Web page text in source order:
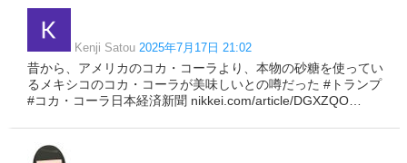
Kenji Satou 2025年7月17日 21:02
昔から、アメリカのコカ・コーラより、本物の砂糖を使ってい
るメキシコのコカ・コーラが美味しいとの噂だった #トランプ
#コカ・コーラ日本経済新聞 nikkei.com/article/DGXZQO…